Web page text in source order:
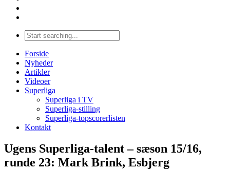
Forside
Nyheder
Artikler
Videoer
Superliga
Superliga i TV
Superliga-stilling
Superliga-topscorerlisten
Kontakt
Ugens Superliga-talent – sæson 15/16,
runde 23: Mark Brink, Esbjerg